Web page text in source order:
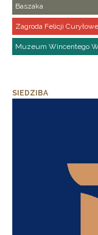
Baszaka
Zagroda Felicji
Muzeum Wincentego
SIEDZIBA